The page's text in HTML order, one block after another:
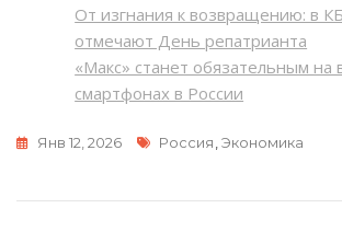
От изгнания к возвращению: в
отмечают День репатрианта
«Макс» станет обязательным на
смартфонах в России
Янв 12, 2026 Метки
Россия Экономика